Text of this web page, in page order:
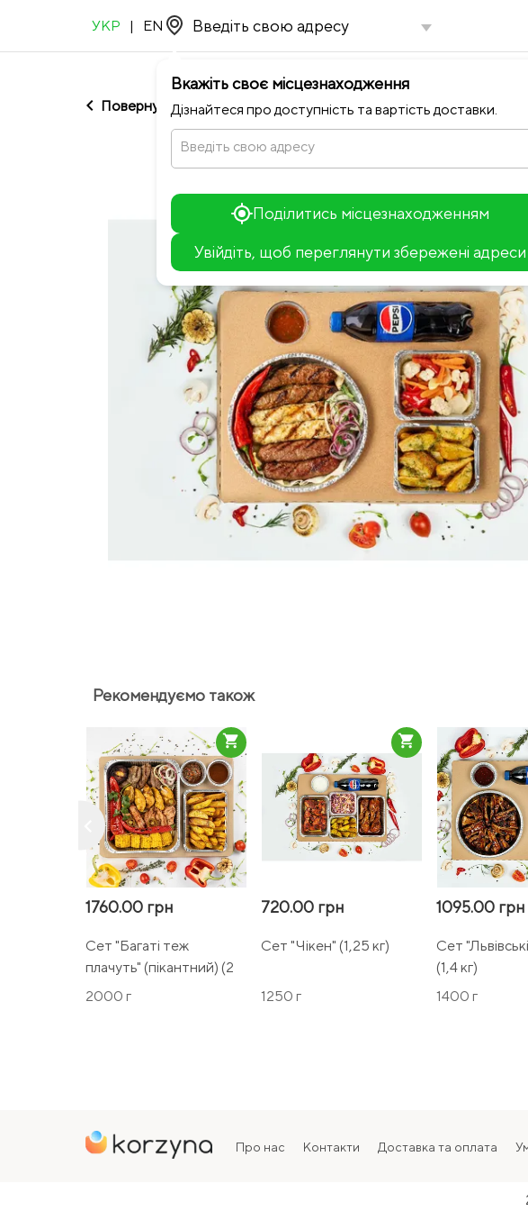
УКР | EN
Вкажіть своє місцезнаходження
Дізнайтеся про доступність та вартість доставки.
Введіть свою адресу
Поділитись місцезнаходженням
Увійдіть, щоб переглянути збережені адреси
+
−
Тимчасово
chevron_left Повернутися до Мʼясоруб
Рекомендуємо також
1760.00 грн
Сет "Багаті теж
плачуть" (пікантний) (2
кг)
2000 г
shopping_cart
720.00 грн
Сет "Чікен" (1,25 кг)
1250 г
shopping_cart
1095.00 грн
Сет
(1,4 кг)
1400 г
Про нас Контакти Доставка та оплата